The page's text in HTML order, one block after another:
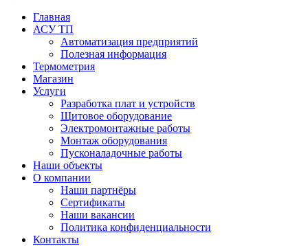
Главная
АСУ ТП
Автоматизация предприятий
Полезная информация
Термометрия
Магазин
Услуги
Разработка плат и устройств
Щитовое оборудование
Электромонтажные работы
Монтаж оборудования
Пусконаладочные работы
Наши объекты
О компании
Наши партнёры
Сертификаты
Наши вакансии
Политика конфиденциальности
Контакты